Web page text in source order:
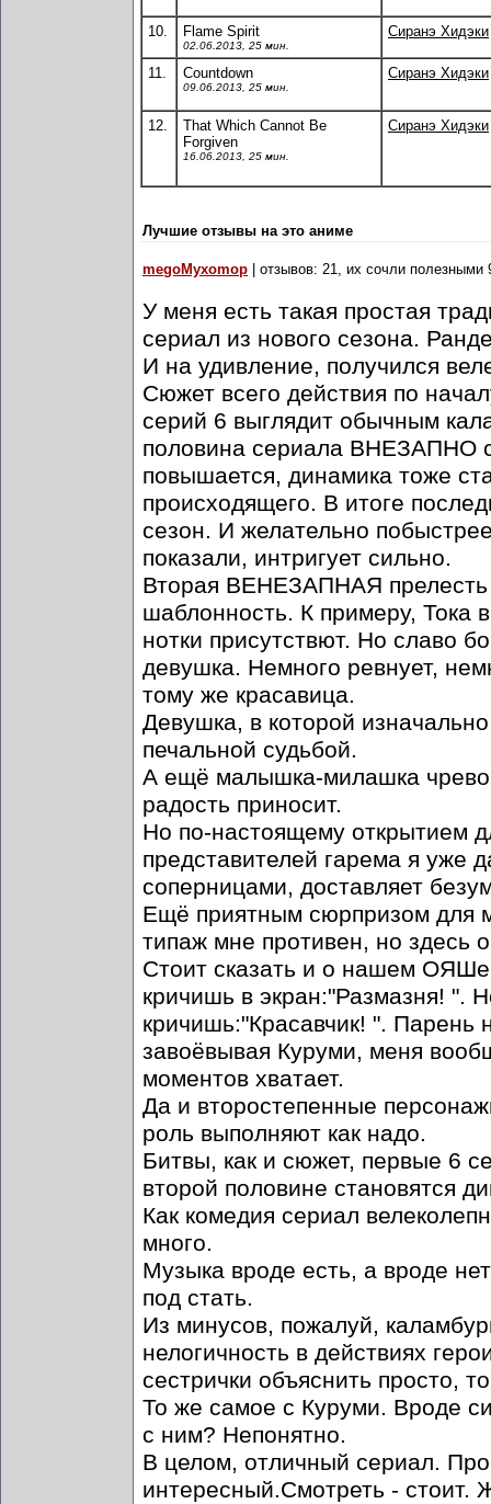
10. Flame Spirit
02.06.2013, 25 мин.
Сиранэ Хидэки
11. Countdown
09.06.2013, 25 мин.
Сиранэ Хидэки
12.
That Which Cannot Be
Forgiven
16.06.2013, 25 мин.
Сиранэ Хидэки
Лучшие отзывы на это аниме
megoMyxomop | отзывов: 21, их сочли полезными
У меня есть такая простая
сериал из нового сезона.
И на удивление, получился
Сюжет всего действия по
серий 6 выглядит обычным
половина сериала ВНЕЗАПНО
повышается, динамика тоже
происходящего. В итоге
сезон. И желательно
показали, интригует сильно.
Вторая ВЕНЕЗАПНАЯ прелесть
шаблонность. К примеру, Тока
нотки присутствют. Но славо
девушка. Немного ревнует,
тому же красавица.
Девушка, в которой
печальной судьбой.
А ещё малышка-милашка
радость приносит.
Но по-настоящему открытием
представителей гарема я уже
соперницами, доставляет
Ещё приятным сюрпризом для
типаж мне противен, но здесь
Стоит сказать и о нашем
кричишь в экран:"Размазня! ".
кричишь:"Красавчик! ". Парень
завоёвывая Куруми, меня
моментов хватает.
Да и второстепенные
роль выполняют как надо.
Битвы, как и сюжет, первые 6
второй половине становятся
Как комедия сериал
много.
Музыка вроде есть, а вроде
под стать.
Из минусов, пожалуй,
нелогичность в действиях
сестрички объяснить просто,
То же самое с Куруми. Вроде
с ним? Непонятно.
В целом, отличный сериал.
интересный.Смотреть - стоит.